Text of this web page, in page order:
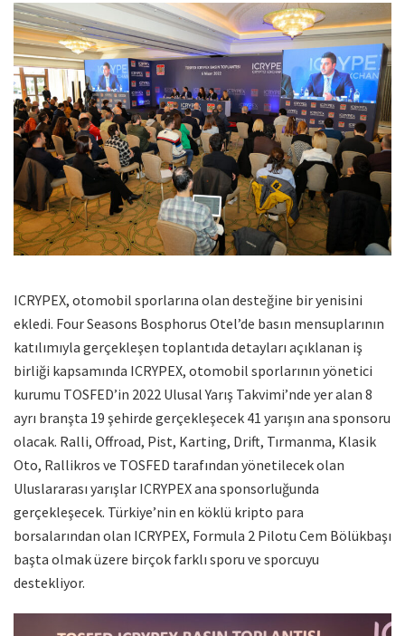
ICRYPEX, otomobil sporlarına olan desteğine bir yenisini
ekledi. Four Seasons Bosphorus Otel’de basın mensuplarının
katılımıyla gerçekleşen toplantıda detayları açıklanan iş
birliği kapsamında ICRYPEX, otomobil sporlarının yönetici
kurumu TOSFED’in 2022 Ulusal Yarış Takvimi’nde yer alan 8
ayrı branşta 19 şehirde gerçekleşecek 41 yarışın ana sponsoru
olacak. Ralli, Offroad, Pist, Karting, Drift, Tırmanma, Klasik
Oto, Rallikros ve TOSFED tarafından yönetilecek olan
Uluslararası yarışlar ICRYPEX ana sponsorluğunda
gerçekleşecek. Türkiye’nin en köklü kripto para
borsalarından olan ICRYPEX, Formula 2 Pilotu Cem Bölükbaşı
başta olmak üzere birçok farklı sporu ve sporcuyu
destekliyor.